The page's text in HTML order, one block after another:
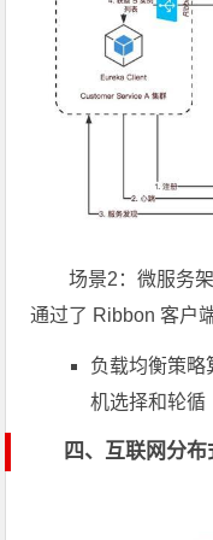
场景2：微服务
通过了 Ribbon 客户
负载均衡策略
机选择和轮循
四、互联网分